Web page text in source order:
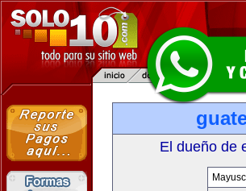
El dueño de